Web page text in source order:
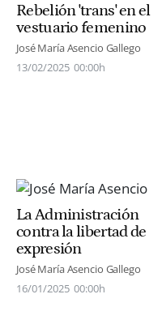
Rebelión 'trans' en el
vestuario femenino
José María Asencio Gallego
13/02/2025 00:00h
La Administración
contra la libertad de
expresión
José María Asencio Gallego
16/01/2025 00:00h